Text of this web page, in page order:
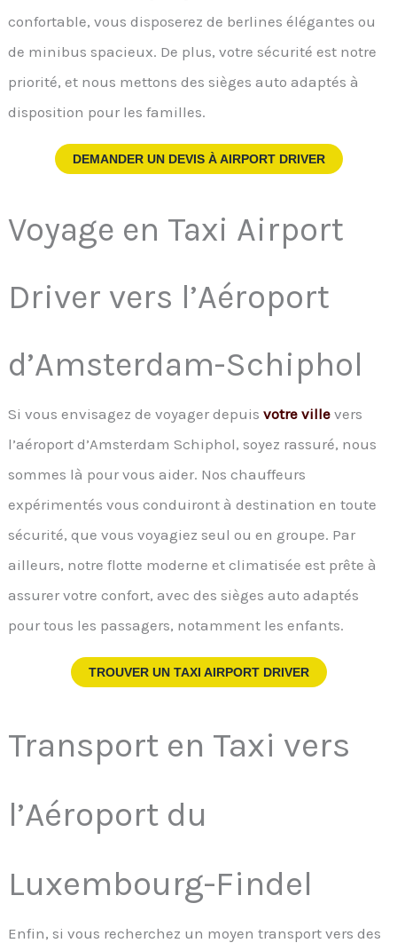
confortable, vous disposerez de berlines élégantes ou
de minibus spacieux. De plus, votre sécurité est notre
priorité, et nous mettons des sièges auto adaptés à
disposition pour les familles.
DEMANDER UN DEVIS ÀAIRPORT DRIVER
Voyage en Taxi Airport
Driver vers l’Aéroport
d’Amsterdam-Schiphol
Si vous envisagez de voyager depuisvotre ville vers
l’aéroport d’Amsterdam Schiphol, soyez rassuré, nous
sommes là pour vous aider. Nos chauffeurs
expérimentés vous conduiront à destination en toute
sécurité, que vous voyagiez seul ou en groupe. Par
ailleurs, notre flotte moderne et climatisée est prête à
assurer votre confort, avec des sièges auto adaptés
pour tous les passagers, notamment les enfants.
TROUVER UN TAXI AIRPORT DRIVER
Transport en Taxi vers
l’Aéroport du
Luxembourg-Findel
Enfin, si vous recherchez un moyen transport vers des